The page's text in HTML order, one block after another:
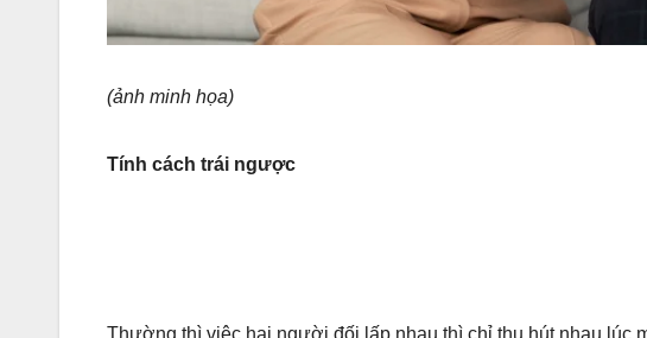
(ảnh minh họa)
Tính cách trái ngược
Thường thì việc hai người đối lấp nhau thì chỉ thu hút nhau lúc